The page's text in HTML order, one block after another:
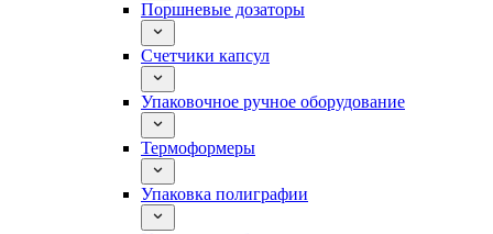
Поршневые дозаторы
Счетчики капсул
Упаковочное ручное оборудование
Термоформеры
Упаковка полиграфии